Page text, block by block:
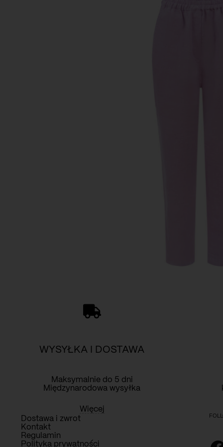
WYSYŁKA I DOSTAWA
Maksymalnie do 5 dni
Międzynarodowa wysyłka
Więcej
Dostawa i zwrot
Kontakt
Regulamin
Polityka prywatności